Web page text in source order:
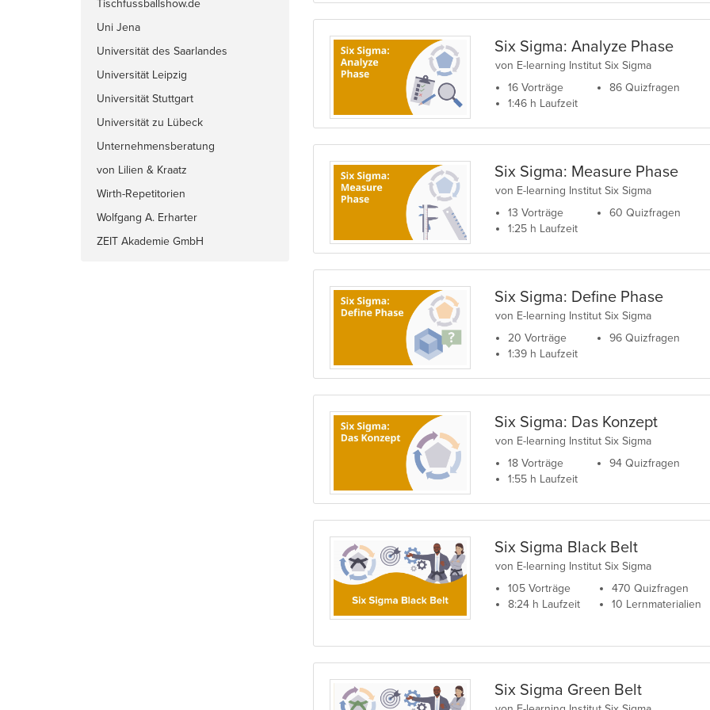
Tischfussballshow.de
Uni Jena
Universität des Saarlandes
Universität Leipzig
Universität Stuttgart
Universität zu Lübeck
Unternehmensberatung
Ueberschaer & Partner
von Lilien & Kraatz
Wirth-Repetitorien
Wolfgang A. Erharter
ZEIT Akademie GmbH
Six Sigma: Analyze Phase
von E-learning Institut Six Sigma
16 Vorträge
1:46 h Laufzeit
86 Quizfragen
Six Sigma: Measure Phase
von E-learning Institut Six Sigma
13 Vorträge
1:25 h Laufzeit
60 Quizfragen
Six Sigma: Define Phase
von E-learning Institut Six Sigma
20 Vorträge
1:39 h Laufzeit
96 Quizfragen
Six Sigma: Das Konzept
von E-learning Institut Six Sigma
18 Vorträge
1:55 h Laufzeit
94 Quizfragen
Six Sigma Black Belt
von E-learning Institut Six Sigma
105 Vorträge
8:24 h Laufzeit
470 Quizfragen
10 Lernmaterialien
Six Sigma Green Belt